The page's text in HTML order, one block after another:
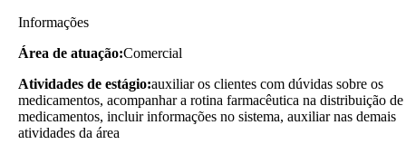
Informações
Área de atuação:Comercial
Atividades de estágio:auxiliar os clientes com dúvidas sobre os
medicamentos, acompanhar a rotina farmacêutica na distribuição de
medicamentos, incluir informações no sistema, auxiliar nas demais
atividades da área